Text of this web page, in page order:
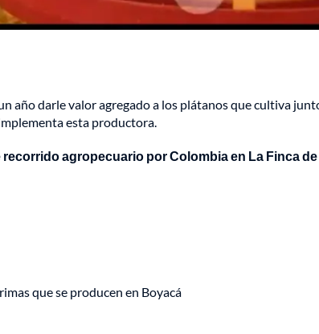
año darle valor agregado a los plátanos que cultiva
esta productora.
agropecuario por Colombia en La Finca de
que se producen en Boyacá